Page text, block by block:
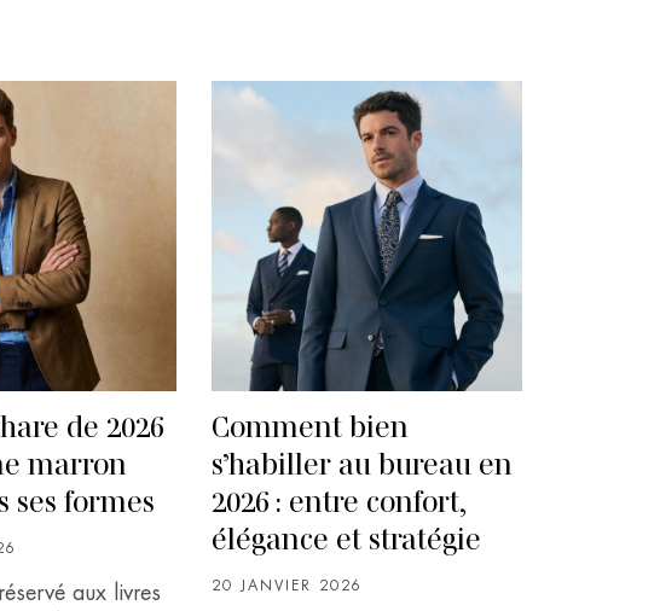
de 2026
marron
ses formes
aux livres
Comment bien
s’habiller au bureau en
2026 : entre confort,
élégance et stratégie
20 JANVIER 2026